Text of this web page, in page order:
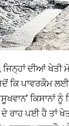
ਦੀਆਂ ਖੇਤੀ
ਪਾਵਰਕੌਮ ਲਈ
ਕਿਸਾਨਾਂ ਨੂੰ
ਪਈ ਹੈ ਤਾਂ